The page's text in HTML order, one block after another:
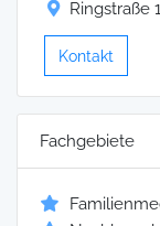
Ringstraße
Kontakt
Fachgebiete